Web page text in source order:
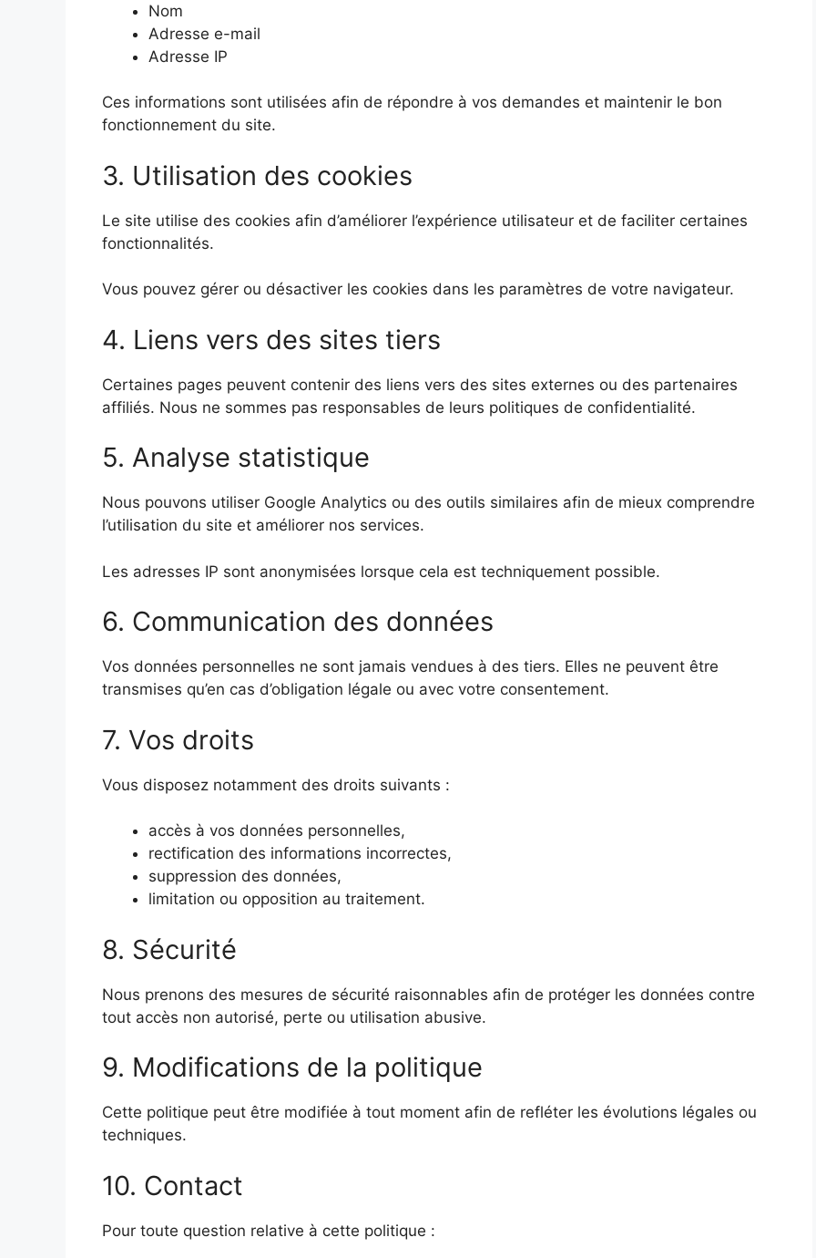
Nom
Adresse e-mail
Adresse IP
Ces informations sont utilisées afin de répondre à vos demandes et maintenir le bon
fonctionnement du site.
3. Utilisation des cookies
Le site utilise des cookies afin d’améliorer l’expérience utilisateur et de faciliter certaines
fonctionnalités.
Vous pouvez gérer ou désactiver les cookies dans les paramètres de votre navigateur.
4. Liens vers des sites tiers
Certaines pages peuvent contenir des liens vers des sites externes ou des partenaires
affiliés. Nous ne sommes pas responsables de leurs politiques de confidentialité.
5. Analyse statistique
Nous pouvons utiliser Google Analytics ou des outils similaires afin de mieux comprendre
l’utilisation du site et améliorer nos services.
Les adresses IP sont anonymisées lorsque cela est techniquement possible.
6. Communication des données
Vos données personnelles ne sont jamais vendues à des tiers. Elles ne peuvent être
transmises qu’en cas d’obligation légale ou avec votre consentement.
7. Vos droits
Vous disposez notamment des droits suivants :
accès à vos données personnelles,
rectification des informations incorrectes,
suppression des données,
limitation ou opposition au traitement.
8. Sécurité
Nous prenons des mesures de sécurité raisonnables afin de protéger les données contre
tout accès non autorisé, perte ou utilisation abusive.
9. Modifications de la politique
Cette politique peut être modifiée à tout moment afin de refléter les évolutions légales ou
techniques.
10. Contact
Pour toute question relative à cette politique :